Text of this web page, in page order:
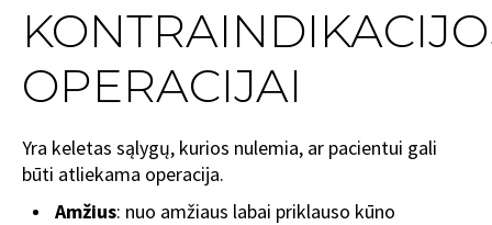
OPERACIJAI
Yra keletas sąlygų, kurios nulemia, ar pacientui gali
būti atliekama operacija.
Amžius: nuo amžiaus labai priklauso kūno